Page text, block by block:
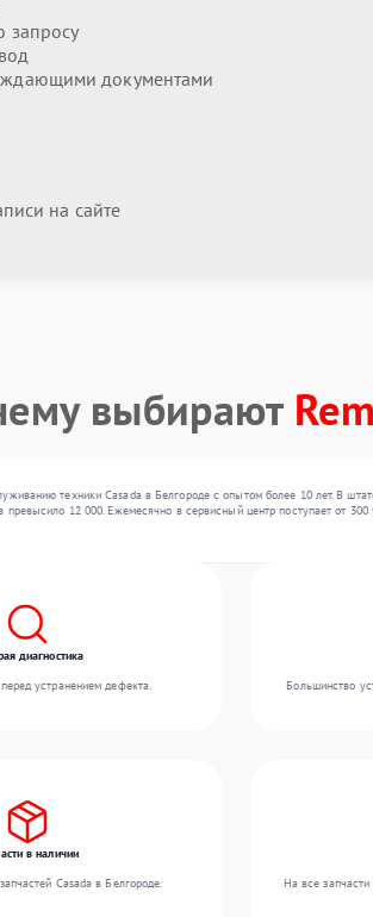
запросу
документами
на сайте
выбирают
техники Casada в Белгороде с опытом более 10 лет. В
12 000. Ежемесячно в сервисный центр поступает от
диагностика
устранением дефекта.
Большинство
в наличии
Casada в Белгороде.
На все